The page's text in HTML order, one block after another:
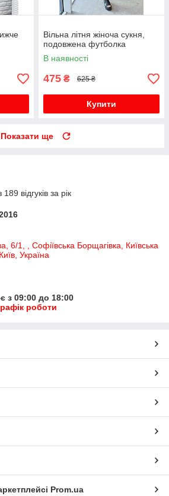
Вільна літня жіноча сукня,
подовжена футболка
В наявності
475 ₴ 625 ₴
Купити
Показати ще
відгуків за рік
6/1, , Софіївська Борщагівка, Київська
Україна
з 09:00 до 18:00
роботи
Prom.ua